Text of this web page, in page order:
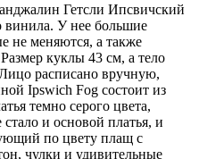
Гетсли Ипсвичский
винила. У нее большие
не меняются, а также
куклы 43 см, а тело
расписано вручную,
Ipswich Fog состоит из
темно серого цвета,
и основой платья, и
по цвету плащ с
чулки и удивительные